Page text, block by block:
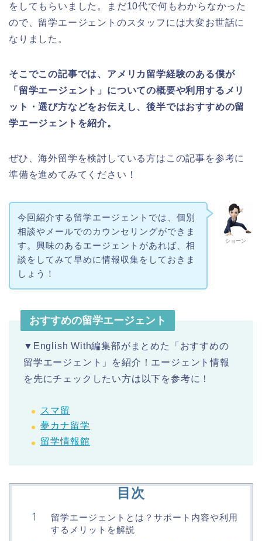
をしてもらいました。まだ10代で何もわからなかった
ので、留学エージェントのスタッフには大変お世話に
なりました。
そこでこの記事では、アメリカ留学経験のある僕が
「留学エージェント」についての概要や利用するメリ
ット・選び方などをお伝えし、後半ではおすすめの留
学エージェントを紹介。
ぜひ、海外留学を検討している方はこの記事を参考に
準備を進めてみてください！
ショーン
今回紹介する留学エージェントでは、個別
相談やメールでのカウンセリングができま
す。興味のあるエージェントがあれば、相
談をしてみて早めに情報収集をしておきま
しょう！
おすすめの留学エージェント
▼English With編集部がまとめた「おすすめの
留学エージェント」を紹介！エージェント情報
を先にチェックしたい方は以下を参考に！
スマ留
夢カナ留学
留学情報館
目次
留学エージェントとは？サポート内容や利用
するメリットを解説